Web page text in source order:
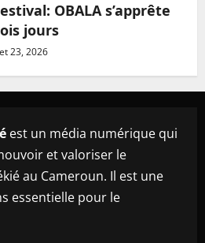
OBALA s’apprête
jours
23, 2026
est un média numérique qui
et valoriser le
au Cameroun. Il est une
essentielle pour le